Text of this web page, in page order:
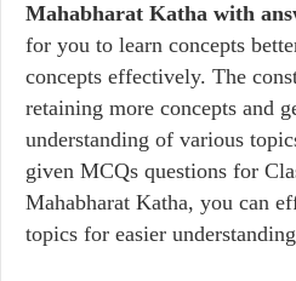
Mahabharat Katha with
for you to learn concepts
concepts effectively. The
retaining more concepts and
understanding of various
given MCQs questions for
Mahabharat Katha, you can
topics for easier